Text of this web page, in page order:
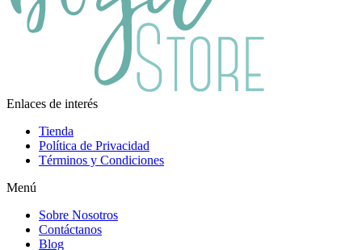
Enlaces de interés
Tienda
Política de Privacidad
Términos y Condiciones
Menú
Sobre Nosotros
Contáctanos
Blog